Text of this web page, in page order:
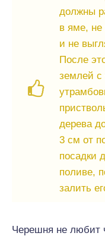
должны
в яме, не
и не
После
землей с
дерева
3 см от
посадки
поливе,
залить
Черешня не любит